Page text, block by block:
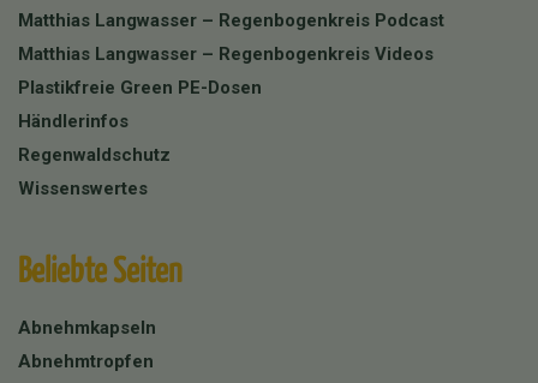
Matthias Langwasser – Regenbogenkreis Podcast
Matthias Langwasser – Regenbogenkreis Videos
Plastikfreie Green PE-Dosen
Händlerinfos
Regenwaldschutz
Wissenswertes
Beliebte Seiten
Abnehmkapseln
Abnehmtropfen